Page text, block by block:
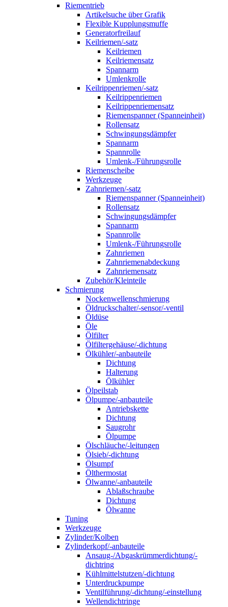
Riementrieb
Artikelsuche über Grafik
Flexible Kupplungsmuffe
Generatorfreilauf
Keilriemen/-satz
Keilriemen
Keilriemensatz
Spannarm
Umlenkrolle
Keilrippenriemen/-satz
Keilrippenriemen
Keilrippenriemensatz
Riemenspanner (Spanneinheit)
Rollensatz
Schwingungsdämpfer
Spannarm
Spannrolle
Umlenk-/Führungsrolle
Riemenscheibe
Werkzeuge
Zahnriemen/-satz
Riemenspanner (Spanneinheit)
Rollensatz
Schwingungsdämpfer
Spannarm
Spannrolle
Umlenk-/Führungsrolle
Zahnriemen
Zahnriemenabdeckung
Zahnriemensatz
Zubehör/Kleinteile
Schmierung
Nockenwellenschmierung
Öldruckschalter/-sensor/-ventil
Öldüse
Öle
Ölfilter
Ölfiltergehäuse/-dichtung
Ölkühler/-anbauteile
Dichtung
Halterung
Ölkühler
Ölpeilstab
Ölpumpe/-anbauteile
Antriebskette
Dichtung
Saugrohr
Ölpumpe
Ölschläuche/-leitungen
Ölsieb/-dichtung
Ölsumpf
Ölthermostat
Ölwanne/-anbauteile
Ablaßschraube
Dichtung
Ölwanne
Tuning
Werkzeuge
Zylinder/Kolben
Zylinderkopf/-anbauteile
Ansaug-/Abgaskrümmerdichtung/-
dichtring
Kühlmittelstutzen/-dichtung
Unterdruckpumpe
Ventilführung/-dichtung/-einstellung
Wellendichtringe